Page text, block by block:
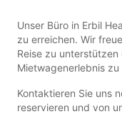
Unser Büro in Erbil
zu erreichen. Wir
Reise zu
Mietwagenerlebnis zu
Kontaktieren Sie uns
reservieren und von